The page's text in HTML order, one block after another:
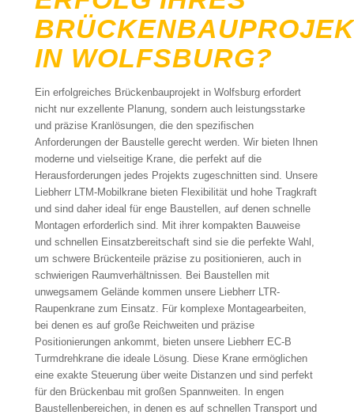
IN WOLFSBURG?
Ein erfolgreiches Brückenbauprojekt in Wolfsburg erfordert
nicht nur exzellente Planung, sondern auch leistungsstarke
und präzise Kranlösungen, die den spezifischen
Anforderungen der Baustelle gerecht werden. Wir bieten Ihnen
moderne und vielseitige Krane, die perfekt auf die
Herausforderungen jedes Projekts zugeschnitten sind. Unsere
Liebherr LTM-Mobilkrane bieten Flexibilität und hohe Tragkraft
und sind daher ideal für enge Baustellen, auf denen schnelle
Montagen erforderlich sind. Mit ihrer kompakten Bauweise
und schnellen Einsatzbereitschaft sind sie die perfekte Wahl,
um schwere Brückenteile präzise zu positionieren, auch in
schwierigen Raumverhältnissen. Bei Baustellen mit
unwegsamem Gelände kommen unsere Liebherr LTR-
Raupenkrane zum Einsatz. Für komplexe Montagearbeiten,
bei denen es auf große Reichweiten und präzise
Positionierungen ankommt, bieten unsere Liebherr EC-B
Turmdrehkrane die ideale Lösung. Diese Krane ermöglichen
eine exakte Steuerung über weite Distanzen und sind perfekt
für den Brückenbau mit großen Spannweiten. In engen
Baustellenbereichen, in denen es auf schnellen Transport und